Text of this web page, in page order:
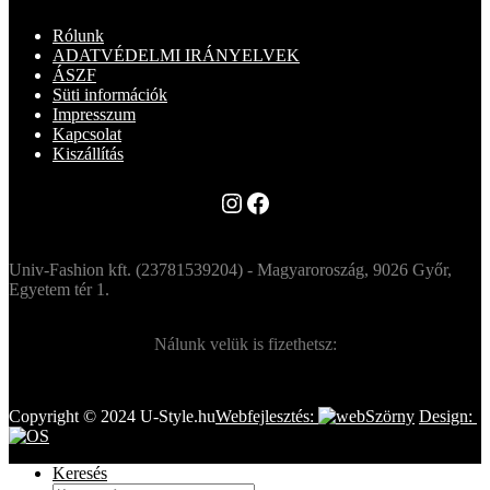
Rólunk
ADATVÉDELMI IRÁNYELVEK
ÁSZF
Süti információk
Impresszum
Kapcsolat
Kiszállítás
Instagram
Facebook
Univ-Fashion kft. (23781539204) - Magyaroroszág, 9026 Győr,
Egyetem tér 1.
Nálunk velük is fizethetsz:
Copyright © 2024 U-Style.huWebfejlesztés: Design:
Keresés